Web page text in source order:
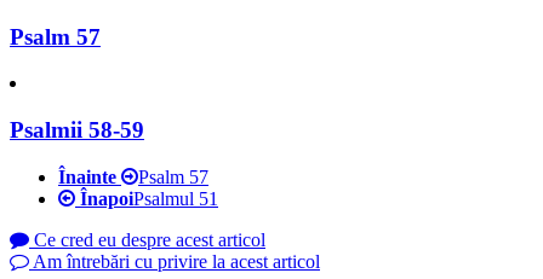
Psalm 57
Psalmii 58-59
Înainte
Psalm 57
ÎnapoiPsalmul 51
Ce cred eu despre acest articol
Am întrebări cu privire la acest articol